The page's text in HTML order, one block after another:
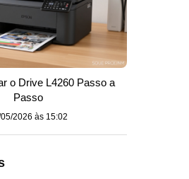
o Drive L4260 Passo a
Passo
2026 às 15:02